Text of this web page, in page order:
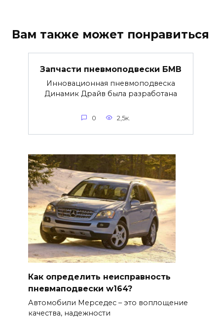
Вам также может понравиться
Запчасти пневмоподвески БМВ
Инновационная пневмоподвеска
Динамик Драйв была разработана
0 2,5к.
Как определить неисправность
пневмаподвески w164?
Автомобили Мерседес – это воплощение
качества, надежности